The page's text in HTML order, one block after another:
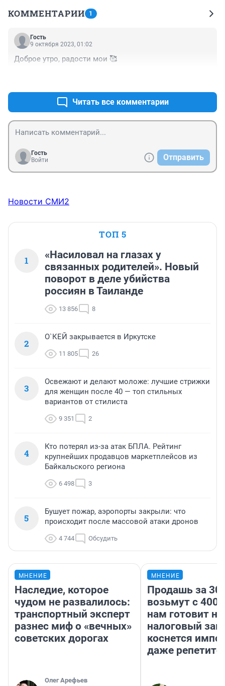
КОММЕНТАРИИ 1
Гость
9 октября 2023, 01:02
Доброе утро, радости мои 🥰
Читать все комментарии
Гость
Войти
Отправить
Новости СМИ2
ТОП 5
1
«Насиловал на глазах у
связанных родителей». Новый
поворот в деле убийства
россиян в Таиланде
13 856 8
2
О`КЕЙ закрывается в Иркутске
11 805 26
3
Освежают и делают моложе: лучшие стрижки
для женщин после 40 — топ стильных
вариантов от стилиста
9 351 2
4
Кто потерял из-за атак БПЛА. Рейтинг
крупнейших продавцов маркетплейсов из
Байкальского региона
6 498 3
5
Бушует пожар, аэропорты закрыли: что
происходит после массовой атаки дронов
4 744 Обсудить
МНЕНИЕ
Наследие, которое
чудом не развалилось:
транспортный эксперт
разнес миф о «вечных»
советских дорогах
Олег Арефьев
МНЕНИЕ
Продашь за
возьмут с
нам готовит
налоговый
коснется
даже